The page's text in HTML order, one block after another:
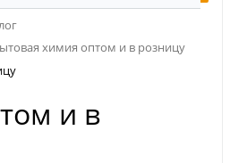
химия оптом и в розницу
и в